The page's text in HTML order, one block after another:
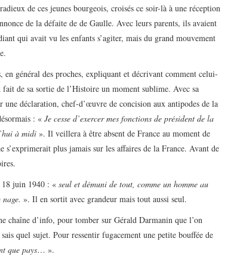
de ces jeunes bourgeois, croisés ce soir-là à une réception
de la défaite de de Gaulle. Avec leurs parents, ils avaient
qui avait vu les enfants s’agiter, mais du grand mouvement
en général des proches, expliquant et décrivant comment celui-
de sa sortie de l’Histoire un moment sublime. Avec sa
déclaration, chef-d’œuvre de concision aux antipodes de la
: « Je cesse d’exercer mes fonctions de président de la
à midi ». Il veillera à être absent de France au moment de
s’exprimerait plus jamais sur les affaires de la France. Avant de
18 juin 1940 : « seul et démuni de tout, comme un homme au
». Il en sortit avec grandeur mais tout aussi seul.
chaîne d’info, pour tomber sur Gérald Darmanin que l’on
quel sujet. Pour ressentir fugacement une petite bouffée de
que pays… ».